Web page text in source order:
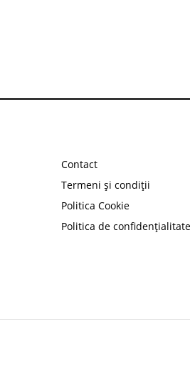
Contact
Termeni și condiții
Politica Cookie
Politica de confidențialitate